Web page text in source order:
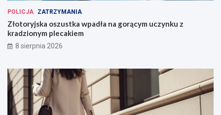
POLICJA ZATRZYMANIA
Złotoryjska oszustka wpadła na gorącym uczynku z
kradzionym plecakiem
8 sierpnia 2026